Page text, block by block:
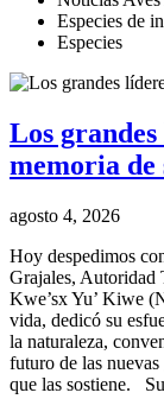
Especies de
Especies
Los
memoria de
agosto 4, 2026
Hoy despedimos
Grajales, Autoridad
Kwe’sx Yu’ Kiwe
vida, dedicó su
la naturaleza,
futuro de las
que las sostiene.